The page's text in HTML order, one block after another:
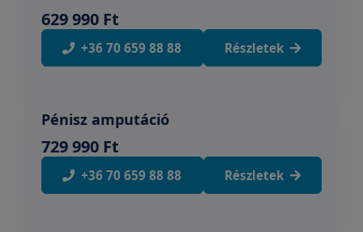
629 990 Ft
+36 70 659 88 88 Részletek
Pénisz amputáció
729 990 Ft
+36 70 659 88 88 Részletek